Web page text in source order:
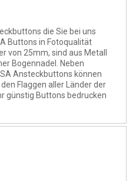
die Sie bei uns
Buttons in Fotoqualität
von 25mm, sind aus Metall
Bogennadel. Neben
Ansteckbuttons können
Flaggen aller Länder der
günstig Buttons bedrucken